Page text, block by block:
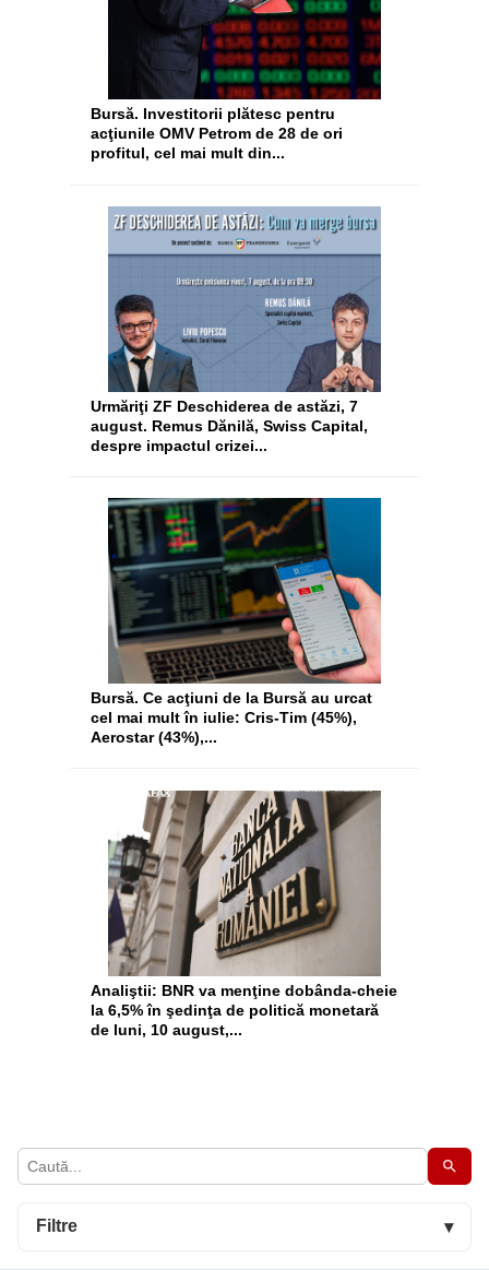
Filtre ▾
Bursă. Investitorii plătesc pentru
acţiunile OMV Petrom de 28 de ori
profitul, cel mai mult din...
Urmăriţi ZF Deschiderea de astăzi, 7
august. Remus Dănilă, Swiss Capital,
despre impactul crizei...
Bursă. Ce acţiuni de la Bursă au urcat
cel mai mult în iulie: Cris-Tim (45%),
Aerostar (43%),...
Analiştii: BNR va menţine dobânda-cheie
la 6,5% în şedinţa de politică monetară
de luni, 10 august,...